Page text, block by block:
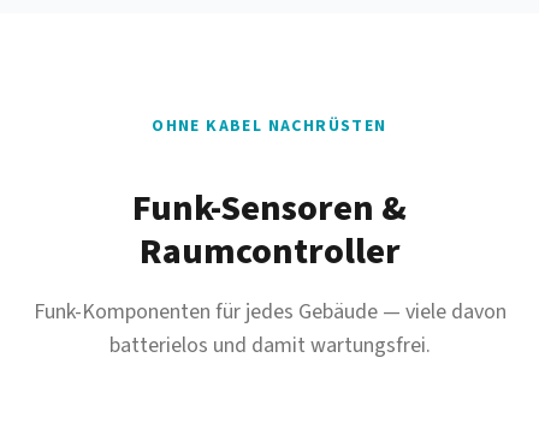
OHNE KABEL NACHRÜSTEN
Funk-Sensoren &
Raumcontroller
Funk-Komponenten für jedes Gebäude — viele davon
batterielos und damit wartungsfrei.